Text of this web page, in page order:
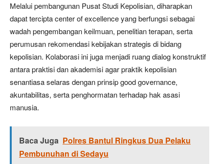
Melalui pembangunan Pusat Studi Kepolisian, diharapkan
dapat tercipta center of excellence yang berfungsi sebagai
wadah pengembangan keilmuan, penelitian terapan, serta
perumusan rekomendasi kebijakan strategis di bidang
kepolisian. Kolaborasi ini juga menjadi ruang dialog konstruktif
antara praktisi dan akademisi agar praktik kepolisian
senantiasa selaras dengan prinsip good governance,
akuntabilitas, serta penghormatan terhadap hak asasi
manusia.
Baca Juga Polres Bantul Ringkus Dua Pelaku
Pembunuhan di Sedayu